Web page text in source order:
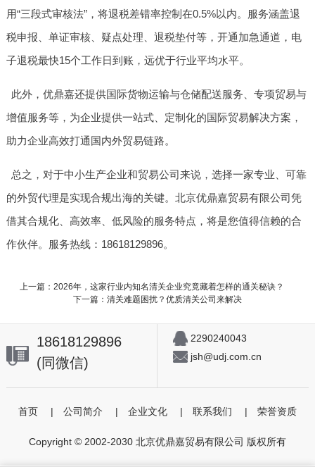
用“三段式审核法”，将退税差错率控制在0.5%以内。服务涵盖退
税申报、单证审核、疑点处理、退税垫付等，开通加急通道，电
子退税最快15个工作日到账，远优于行业平均水平。
此外，优鼎嘉还提供国际货物运输与仓储配送服务、专项贸易与
增值服务等，为企业提供一站式、定制化的国际贸易解决方案，
助力企业高效打通国内外贸易链路。
总之，对于中小生产企业和贸易公司来说，选择一家专业、可靠
的外贸代理是实现合规出海的关键。北京优鼎嘉贸易有限公司凭
借其合规化、高效率、低风险的服务特点，将是您值得信赖的合
作伙伴。服务热线：18618129896。
上一篇：2026年，这家行业内知名清关企业究竟藏着怎样的通关秘诀？
下一篇：清关难题困扰？优质清关公司来解决
18618129896
(同微信)
2290240043
jsh@udj.com.cn
首页 | 公司简介 | 企业文化 | 联系我们 | 荣誉资质
Copyright © 2002-2030 北京优鼎嘉贸易有限公司 版权所有